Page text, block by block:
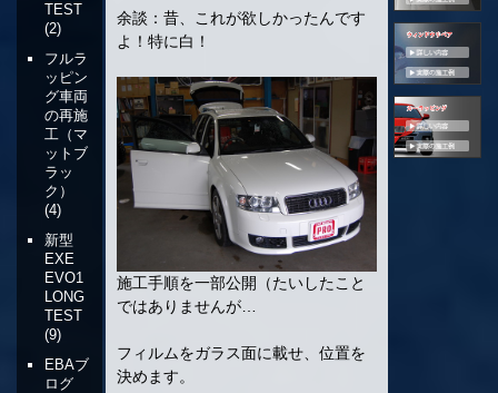
余談：昔、これが欲しかったんです
よ！特に白！
施工手順を一部公開（たいしたこと
ではありませんが…
フィルムをガラス面に載せ、位置を
決めます。
TEST
(2)
フルラ
ッピン
グ車両
の再施
工（マ
ットブ
ラッ
ク）
(4)
新型
EXE
EVO1
LONG
TEST
(9)
EBAブ
ログ